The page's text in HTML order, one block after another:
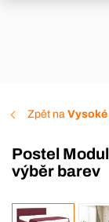
Zpět na Vysoké
Postel Modul 200x220 cm vysoká 70 cm -
výběr barev
VÝROBA